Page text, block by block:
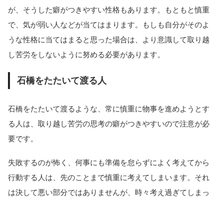
が、そうした癖がつきやすい性格もあります。もともと慎重
で、気が弱い人などが当てはまります。もしも自分がそのよ
うな性格に当てはまると思った場合は、より意識して取り越
し苦労をしないように努める必要があります。
石橋をたたいて渡る人
石橋をたたいて渡るような、常に慎重に物事を進めようとす
る人は、取り越し苦労の思考の癖がつきやすいので注意が必
要です。
失敗するのが怖く、何事にも準備を怠らずによく考えてから
行動する人は、先のことまで慎重に考えてしまいます。それ
は決して悪い部分ではありませんが、時々考え過ぎてしまっ